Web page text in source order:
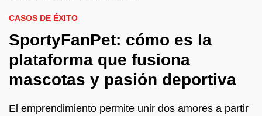
CASOS DE ÉXITO
SportyFanPet: cómo es la
plataforma que fusiona
mascotas y pasión deportiva
El emprendimiento permite unir dos amores a partir